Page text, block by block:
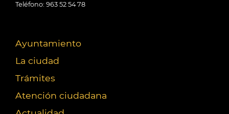
Teléfono: 963 52 54 78
Ayuntamiento
La ciudad
Trámites
Atención ciudadana